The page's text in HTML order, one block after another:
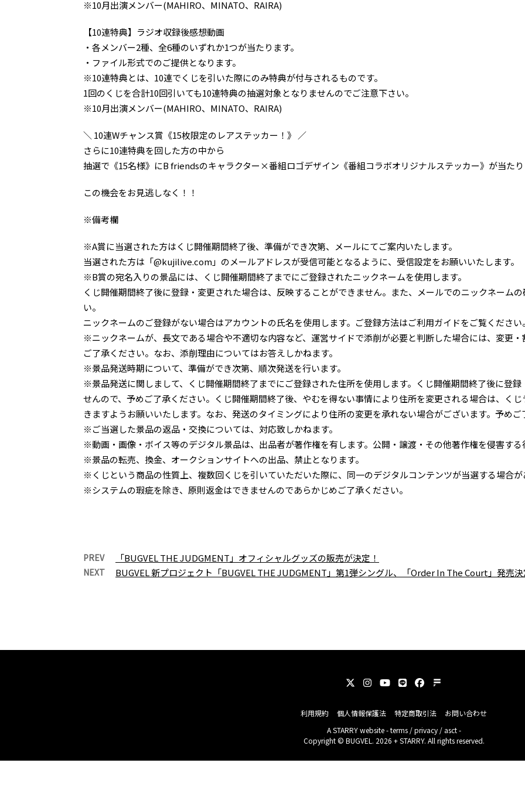
※10月出演メンバー(MAHIRO、MINATO、RAIRA)
【10連特典】ラジオ収録後感想動画
・各メンバー2種、全6種のいずれか1つが当たります。
・ファイル形式でのご提供となります。
※10連特典とは、10連でくじを引いた際にのみ特典が付与されるものです。
1回のくじを合計10回引いても10連特典の抽選対象となりませんのでご注意下さい。
※10月出演メンバー(MAHIRO、MINATO、RAIRA)
＼ 10連Wチャンス賞《15枚限定のレアステッカー！》 ／
さらに10連特典を回した方の中から
抽選で《15名様》にB friendsのキャラクター×番組ロゴデザイン《番組コラボオリジナルステッカー》が当た
この機会をお見逃しなく！！
※備考欄
※A賞に当選された方はくじ開催期間終了後、準備ができ次第、メールにてご案内いたします。
当選された方は「@kujilive.com」のメールアドレスが受信可能となるように、受信設定をお願いいたします。
※B賞の宛名入りの景品には、くじ開催期間終了までにご登録されたニックネームを使用します。
くじ開催期間終了後に登録・変更された場合は、反映することができません。また、メールでのニックネーム
い。
ニックネームのご登録がない場合はアカウントの氏名を使用します。ご登録方法はご利用ガイドをご覧ください
※ニックネームが、長文である場合や不適切な内容など、運営サイドで添削が必要と判断した場合には、変更
ご了承ください。なお、添削理由についてはお答えしかねます。
※景品発送時期について、準備ができ次第、順次発送を行います。
※景品発送に関しまして、くじ開催期間終了までにご登録された住所を使用します。くじ開催期間終了後に登
せんので、予めご了承ください。くじ開催期間終了後、やむを得ない事情により住所を変更される場合は、く
きますようお願いいたします。なお、発送のタイミングにより住所の変更を承れない場合がございます。予め
※ご当選した景品の返品・交換については、対応致しかねます。
※動画・画像・ボイス等のデジタル景品は、出品者が著作権を有します。公開・譲渡・その他著作権を侵害する
※景品の転売、換金、オークションサイトへの出品、禁止となります。
※くじという商品の性質上、複数回くじを引いていただいた際に、同一のデジタルコンテンツが当選する場合が
※システムの瑕疵を除き、原則返金はできませんのであらかじめご了承ください。
PREV 「BUGVEL THE JUDGMENT」オフィシャルグッズの販売が決定！
NEXT BUGVEL 新プロジェクト「BUGVEL THE JUDGMENT」第1弾シングル、「Order In The Court」発売
利用規約 個人情報保護法 特定商取引法
お問い合わせ
ASTARRYwebsite -terms/privacy/ asct-
Copyright © BUGVEL. 2026 + STARRY. All rights reserved.